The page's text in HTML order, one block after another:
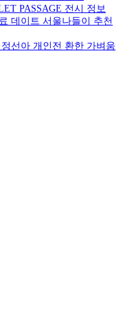
PASSAGE 전시 정보
데이트 서울나들이 추천
선아 개인전 환한 가벼움